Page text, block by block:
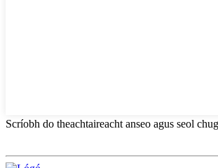
Scríobh do theachtaireacht anseo agus seol